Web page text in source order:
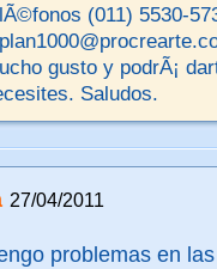
(011) 5530-
gusto y podrÃ¡
Saludos.
27/04/2011
problemas en